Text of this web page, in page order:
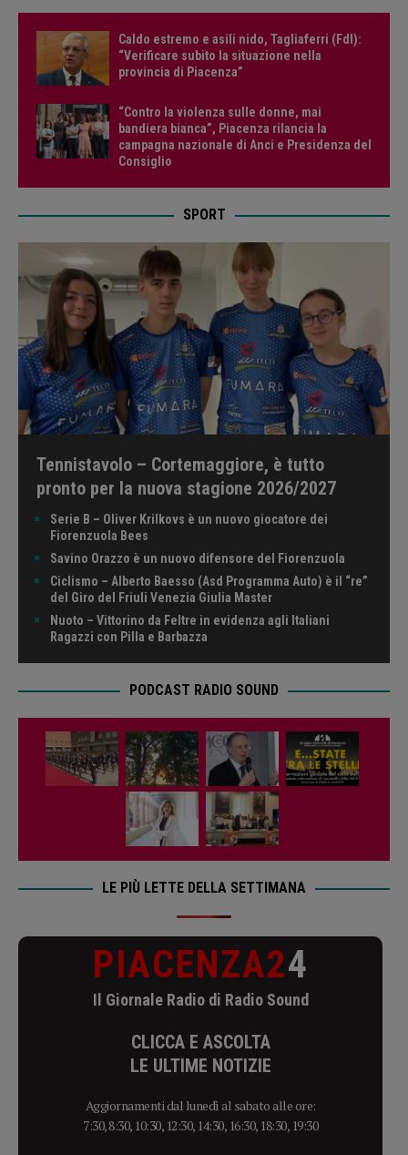
Caldo estremo e asili nido, Tagliaferri (FdI):
“Verificare subito la situazione nella
provincia di Piacenza”
“Contro la violenza sulle donne, mai
bandiera bianca”, Piacenza rilancia la
campagna nazionale di Anci e Presidenza del
Consiglio
SPORT
Tennistavolo – Cortemaggiore, è tutto
pronto per la nuova stagione 2026/2027
Serie B – Oliver Krilkovs è un nuovo giocatore dei
Fiorenzuola Bees
Savino Orazzo è un nuovo difensore del Fiorenzuola
Ciclismo – Alberto Baesso (Asd Programma Auto) è il “re”
del Giro del Friuli Venezia Giulia Master
Nuoto – Vittorino da Feltre in evidenza agli Italiani
Ragazzi con Pilla e Barbazza
PODCAST RADIO SOUND
LE PIÙ LETTE DELLA SETTIMANA
PIACENZA24
Il Giornale Radio di Radio Sound
CLICCA E ASCOLTA
LE ULTIME NOTIZIE
Aggiornamenti dal lunedì al sabato alle ore:
7:30, 8:30, 10:30, 12:30, 14:30, 16:30, 18:30, 19:30